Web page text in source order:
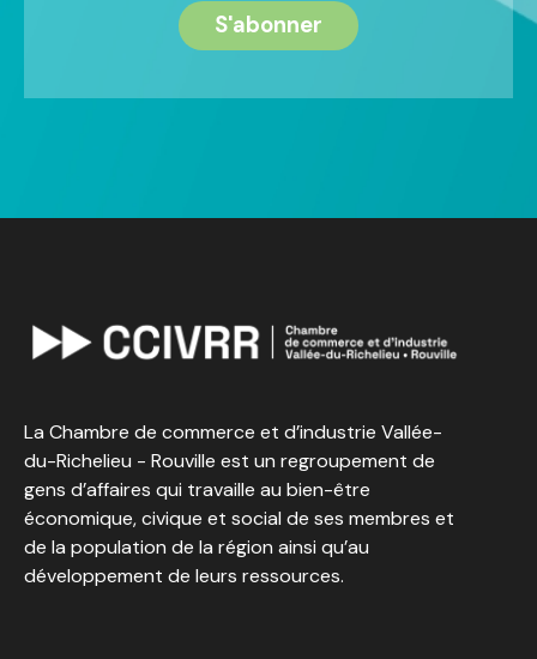
La Chambre de commerce et d’industrie Vallée-
du-Richelieu - Rouville est un regroupement de
gens d’affaires qui travaille au bien-être
économique, civique et social de ses membres et
de la population de la région ainsi qu’au
développement de leurs ressources.